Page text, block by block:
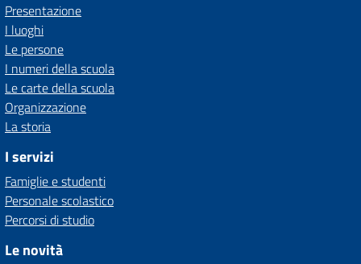
Presentazione
I luoghi
Le persone
I numeri della scuola
Le carte della scuola
Organizzazione
La storia
I servizi
Famiglie e studenti
Personale scolastico
Percorsi di studio
Le novità